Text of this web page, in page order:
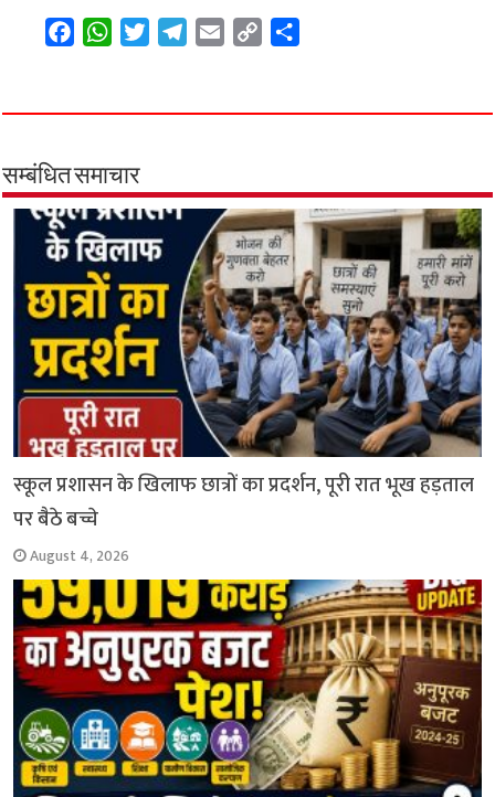
e
o
o
k
W
t
A
p
p
t
r
e
a
m
i
y
n
k
r
सम्बंधित समाचार
स्कूल प्रशासन के खिलाफ छात्रों का प्रदर्शन, पूरी रात भूख हड़ताल
पर बैठे बच्चे
August 4, 2026